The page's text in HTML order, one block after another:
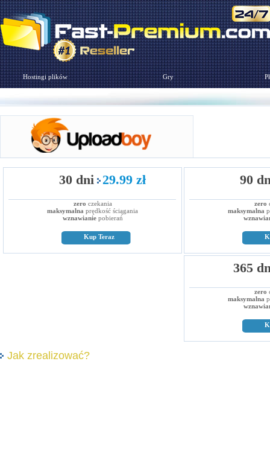
Hostingi plików Gry
30 dni 29.99 zł
zero czekania
maksymalna prędkość ściągania
wznawianiepobierań
Kup Teraz
90
zero
maksymalna
365
zero
maksymalna
Jak zrealizować?